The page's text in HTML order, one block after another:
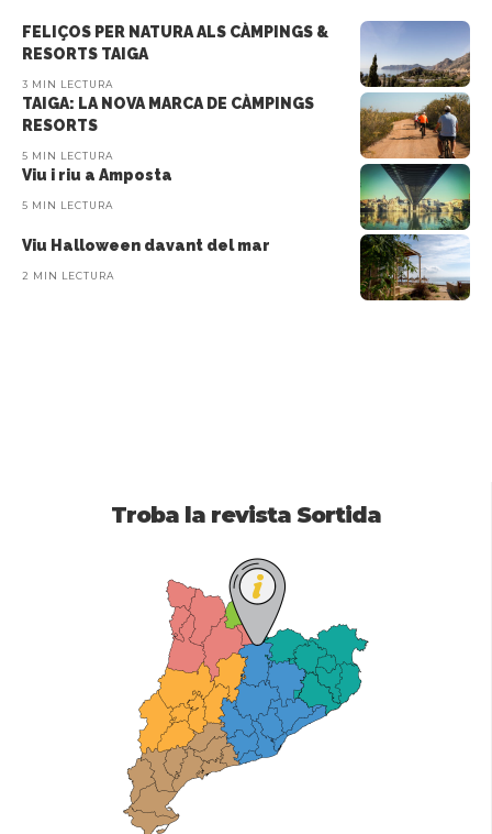
FELIÇOS PER NATURA ALS CÀMPINGS &
RESORTS TAIGA
3 MIN LECTURA
TAIGA: LA NOVA MARCA DE CÀMPINGS
RESORTS
5 MIN LECTURA
Viu i riu a Amposta
5 MIN LECTURA
Viu Halloween davant del mar
2 MIN LECTURA
Troba la revista Sortida